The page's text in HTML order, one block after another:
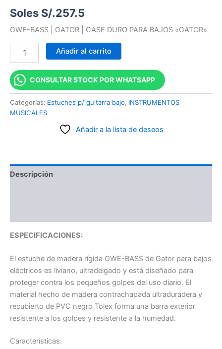
Soles S/.257.5
GWE-BASS | GATOR | CASE DURO PARA BAJOS «GATOR»
Añadir al carrito
CONSULTAR STOCK POR WHATSAPP
Categorías: Estuches p/ guitarra bajo, INSTRUMENTOS
MUSICALES
Añadir a la lista de deseos
Descripción
ESPECIFICACIONES:
El estuche de madera rígida GWE-BASS de Gator para bajos
eléctricos es liviano, ultradelgado y está diseñado para
proteger contra los pequeños golpes del uso diario. El
material hecho de madera contrachapada ultraduradera y
recubierto de PVC negro Tolex forma una barra exterior
resistente a los golpes y resistente a la humedad.
Características: